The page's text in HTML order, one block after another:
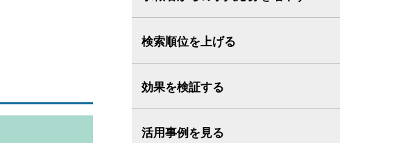
検索順位を上げる
効果を検証する
活用事例を見る